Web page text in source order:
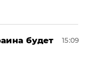
будет
15:09